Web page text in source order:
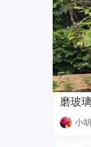
磨玻